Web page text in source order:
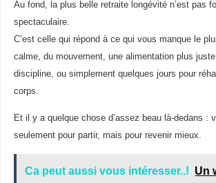
Au fond, la plus belle retraite longévité n’est pas
spectaculaire.
C’est celle qui répond à ce qui vous manque le
calme, du mouvement, une alimentation plus
discipline, ou simplement quelques jours pour
corps.
Et il y a quelque chose d’assez beau là-dedans :
seulement pour partir, mais pour revenir mieux.
Ca peut aussi vous intéresser..! Un